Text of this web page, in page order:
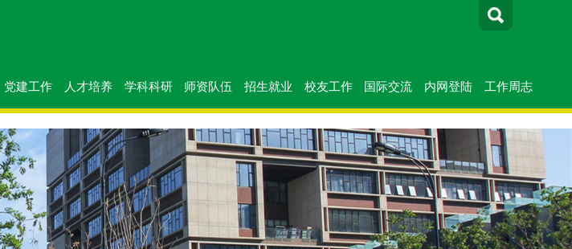
党建工作 人才培养 学科科研 师资队伍 招生就业 校友工作 国际交流 内网登陆 工作周志